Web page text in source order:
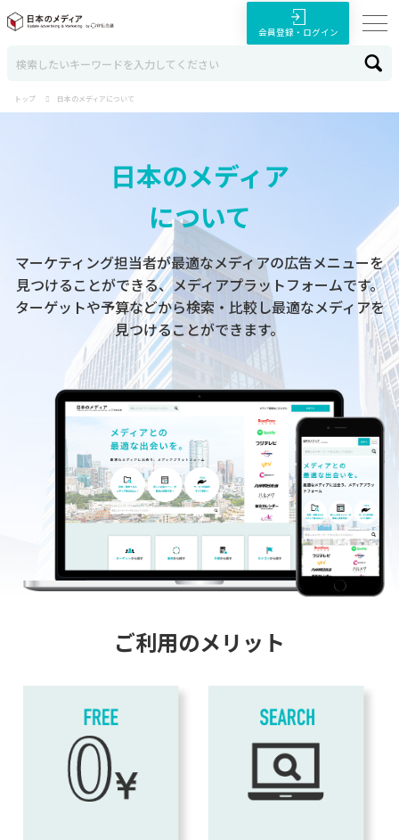
会員登録・ログイン
トップ 日本のメディアについて
日本のメディア
について
マーケティング担当者が最適なメディアの広告メニューを
見つけることができる、メディアプラットフォームです。
ターゲットや予算などから検索・比較し最適なメディアを
見つけることができます。
ご利用のメリット